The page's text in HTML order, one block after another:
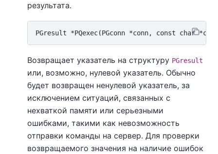
результата.
Возвращает указатель на структуру PGresult
или, возможно, нулевой указатель. Обычно
будет возвращен ненулевой указатель, за
исключением ситуаций, связанных с
нехваткой памяти или серьезными
ошибками, такими как невозможность
отправки команды на сервер. Для проверки
возвращаемого значения на наличие ошибок